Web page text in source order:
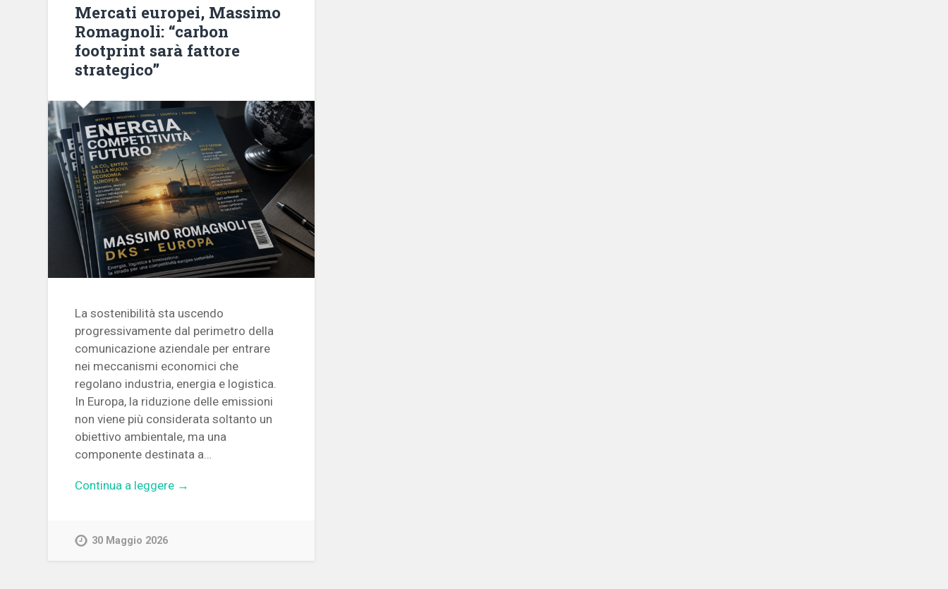
Mercati europei, Massimo
Romagnoli: “carbon
footprint sarà fattore
strategico”
La sostenibilità sta uscendo
progressivamente dal perimetro della
comunicazione aziendale per entrare
nei meccanismi economici che
regolano industria, energia e logistica.
In Europa, la riduzione delle emissioni
non viene più considerata soltanto un
obiettivo ambientale, ma una
componente destinata a…
Continua a leggere →
30 Maggio 2026